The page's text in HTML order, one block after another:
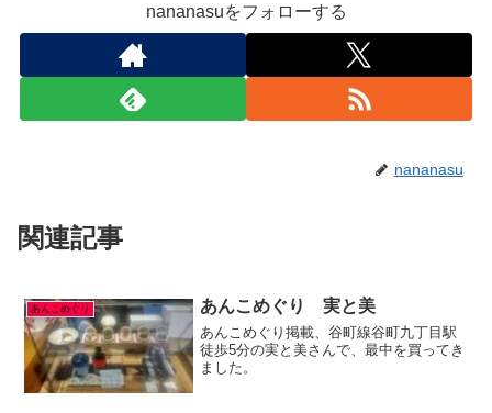
nananasuをフォローする
nananasu
関連記事
あんこめぐり あんこめぐり 実と美
あんこめぐり掲載、谷町線谷町九丁目駅
徒歩5分の実と美さんで、最中を買ってき
ました。